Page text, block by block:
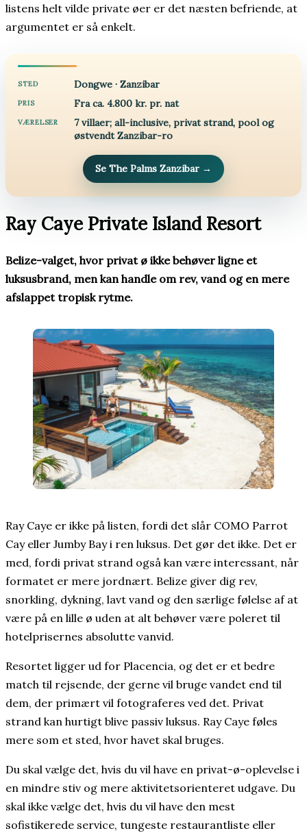
listens helt vilde private øer er det næsten befriende, at
argumentet er så enkelt.
STED Dongwe · Zanzibar
PRIS Fra ca. 4.800 kr. pr. nat
VÆRELSER
7 villaer; all-inclusive, privat strand, pool og
østvendt Zanzibar-ro
Se The Palms Zanzibar →
Ray Caye Private Island Resort
Belize-valget, hvor privat ø ikke behøver ligne et
luksusbrand, men kan handle om rev, vand og en mere
afslappet tropisk rytme.
Ray Caye er ikke på listen, fordi det slår COMO Parrot
Cay eller Jumby Bay i ren luksus. Det gør det ikke. Det er
med, fordi privat strand også kan være interessant, når
formatet er mere jordnært. Belize giver dig rev,
snorkling, dykning, lavt vand og den særlige følelse af at
være på en lille ø uden at alt behøver være poleret til
hotelprisernes absolutte vanvid.
Resortet ligger ud for Placencia, og det er et bedre
match til rejsende, der gerne vil bruge vandet end til
dem, der primært vil fotograferes ved det. Privat
strand kan hurtigt blive passiv luksus. Ray Caye føles
mere som et sted, hvor havet skal bruges.
Du skal vælge det, hvis du vil have en privat-ø-oplevelse i
en mindre stiv og mere aktivitetsorienteret udgave. Du
skal ikke vælge det, hvis du vil have den mest
sofistikerede service, tungeste restaurantliste eller